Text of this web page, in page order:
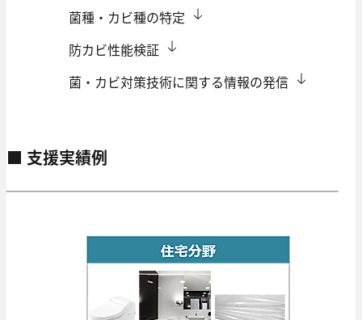
菌種・カビ種の特定
防カビ性能検証
菌・カビ対策技術に関する情報の発信
■ 支援実績例